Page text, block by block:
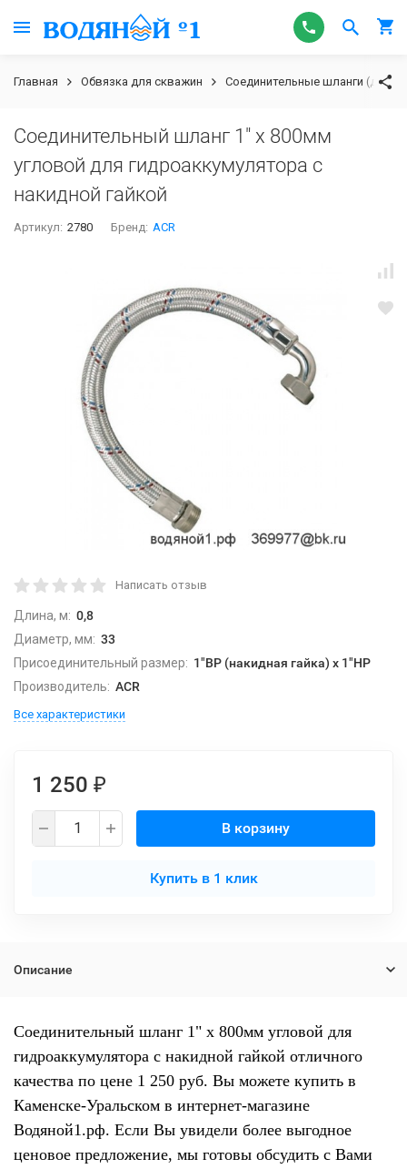
Главная Обвязка для скважин Соединительные шланги (для
Соединительный шланг 1" х 800мм
угловой для гидроаккумулятора с
накидной гайкой
Артикул: 2780 Бренд: ACR
Написать отзыв
Длина, м: 0,8
Диаметр, мм: 33
Присоединительный размер: 1"ВР (накидная гайка) х 1"НР
Производитель: ACR
Все характеристики
1 250 ₽
В корзину
Купить в 1 клик
Описание
Соединительный шланг 1" х 800мм угловой для
гидроаккумулятора с накидной гайкой отличного
качества по цене 1 250 руб. Вы можете купить в
Каменске-Уральском в интернет-магазине
Водяной1.рф. Если Вы увидели более выгодное
ценовое предложение, мы готовы обсудить с Вами